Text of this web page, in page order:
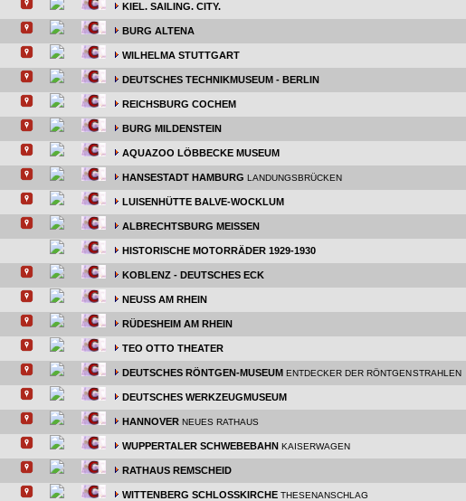
KIEL. SAILING. CITY.
BURG ALTENA
WILHELMA STUTTGART
DEUTSCHES TECHNIKMUSEUM - BERLIN
REICHSBURG COCHEM
BURG MILDENSTEIN
AQUAZOO LÖBBECKE MUSEUM
HANSESTADT HAMBURG LANDUNGSBRÜCKEN
LUISENHÜTTE BALVE-WOCKLUM
ALBRECHTSBURG MEISSEN
HISTORISCHE MOTORRÄDER 1929-1930
KOBLENZ - DEUTSCHES ECK
NEUSS AM RHEIN
RÜDESHEIM AM RHEIN
TEO OTTO THEATER
DEUTSCHES RÖNTGEN-MUSEUM ENTDECKER DER RÖNTGENSTRAHLEN
DEUTSCHES WERKZEUGMUSEUM
HANNOVER NEUES RATHAUS
WUPPERTALER SCHWEBEBAHN KAISERWAGEN
RATHAUS REMSCHEID
WITTENBERG SCHLOSSKIRCHE THESENANSCHLAG